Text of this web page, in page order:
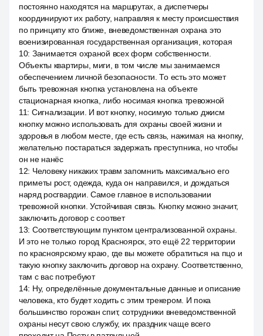
постоянно находятся на маршрутах, а диспетчеры
координируют их работу, направляя к месту происшествия
по принципу кто ближе, вневедомственная охрана это
военизированная государственная организация, которая
10: Занимается охраной всех форм собственности.
Объекты квартиры, миги, в том числе мы занимаемся
обеспечением личной безопасности. То есть это может
быть тревожная кнопка установлена на объекте
стационарная кнопка, либо носимая кнопка тревожной
11: Сигнализации. И вот кнопку, носимую только джисм
кнопку можно использовать для охраны своей жизни и
здоровья в любом месте, где есть связь, нажимая на кнопку,
желательно постараться задержать преступника, но чтобы
он не нанёс
12: Человеку никаких травм запомнить максимально его
приметы рост, одежда, куда он направился, и дождаться
наряд росгвардии. Самое главное в использовании
тревожной кнопки. Устойчивая связь. Кнопку можно значит,
заключить договор с соответ
13: Соответствующим пунктом централизованной охраны.
И это не только город Красноярск, это ещё 22 территории
по красноярскому краю, где вы можете обратиться на пцо и
такую кнопку заключить договор на охрану. Соответственно,
там с вас потребуют
14: Ну, определённые документальные данные и описание
человека, кто будет ходить с этим трекером. И пока
большинство горожан спит, сотрудники вневедомственной
охраны несут свою службу, их праздник чаще всего